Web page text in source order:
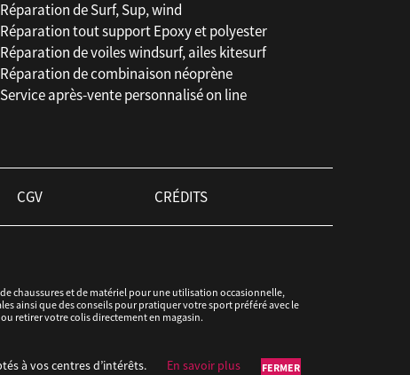
Réparation de Surf, Sup, wind
Réparation tout support Epoxy et polyester
Réparation de voiles windsurf, ailes kitesurf
Réparation de combinaison néoprène
Service après-vente personnalisé on line
CGV CRÉDITS
chaussures et de matériel pour une utilisation occasionnelle,
ainsi que des conseils pour pratiquer votre sport préféré avec le
retirer votre colis directement en magasin.
à vos centres d’intérêts. En savoir plus FERMER